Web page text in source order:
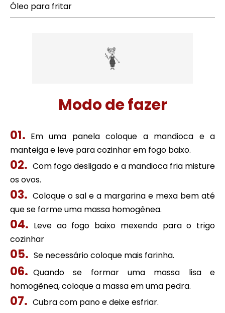
Óleo para fritar
Modo de fazer
Em uma panela coloque a mandioca e a
manteiga e leve para cozinhar em fogo baixo.
Com fogo desligado e a mandioca fria misture
os ovos.
Coloque o sal e a margarina e mexa bem até
que se forme uma massa homogênea.
Leve ao fogo baixo mexendo para o trigo
cozinhar
Se necessário coloque mais farinha.
Quando se formar uma massa lisa e
homogênea, coloque a massa em uma pedra.
Cubra com pano e deixe esfriar.